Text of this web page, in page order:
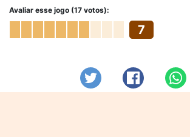
Avaliar esse jogo (17 votos):
7